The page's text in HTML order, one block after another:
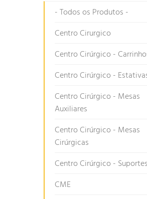
- Todos os Produtos -
Centro Cirurgico
Centro Cirúrgico -
Centro Cirúrgico -
Centro Cirúrgico - Mesas
Auxiliares
Centro Cirúrgico - Mesas
Cirúrgicas
Centro Cirúrgico - Suportes
CME